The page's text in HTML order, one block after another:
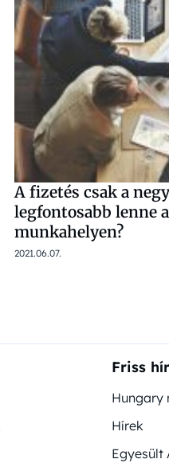
A fizetés csak a
legfontosabb lenne
munkahelyen?
2021.06.07.
Friss
Hungary
Hírek
Egyesült